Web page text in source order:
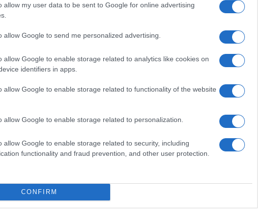
allow my user data to be sent to Google for online advertising
allow Google to send me personalized advertising.
allow Google to enable storage related to analytics like cookies on
identifiers in apps.
allow Google to enable storage related to functionality of the website
allow Google to enable storage related to personalization.
allow Google to enable storage related to security, including
functionality and fraud prevention, and other user protection.
CONFIRM
είναι διευρυμένο, καθώς αφορά300.000 επιταγές
για τις ενστάσεις